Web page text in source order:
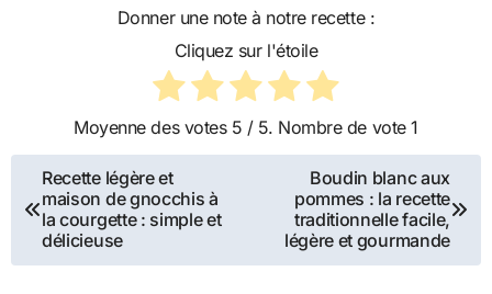
Donner une note à notre recette :
Cliquez sur l'étoile
Moyenne des votes 5 / 5. Nombre de vote1
Navigation
de
l’article
Recette légère et
maison de gnocchis à
la courgette : simple et
délicieuse
Boudin blanc aux
pommes : la recette
traditionnelle facile,
légère et gourmande